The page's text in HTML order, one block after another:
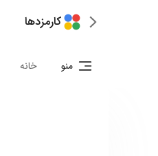
کارمزدها
منو خانه